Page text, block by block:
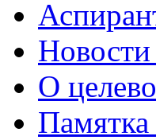
О
Памятка